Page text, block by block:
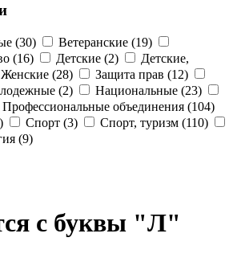
(30)
Ветеранские (19)
(16)
Детские (2)
Детские,
Женские (28)
Защита прав (12)
(2)
Национальные (23)
Профессиональные объединения (104)
Спорт (3)
Спорт, туризм (110)
(9)
с буквы "Л"